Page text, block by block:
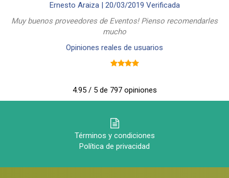
Ernesto Araiza | 20/03/2019 Verificada
Muy buenos proveedores de Eventos! Pienso recomendarles
mucho
Opiniones reales de usuarios
4.95 / 5 de 797 opiniones
Términos y condiciones
Política de privacidad